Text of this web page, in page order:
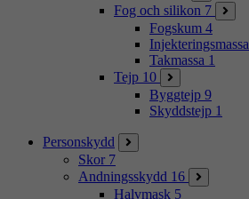
Fog och silikon 7
Fogskum 4
Injekteringsmassa
Takmassa 1
Tejp 10
Byggtejp 9
Skyddstejp 1
Personskydd
Skor 7
Andningsskydd 16
Halvmask 5